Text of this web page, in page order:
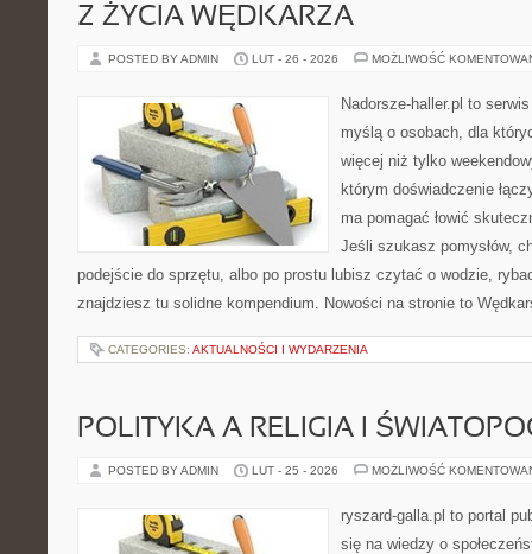
Z ŻYCIA WĘDKARZA
POSTED BY ADMIN LUT - 26 - 2026 MOŻLIWOŚĆ
Nadorsze-haller.pl to
myślą o osobach, dla
więcej niż tylko
którym doświadczenie
ma pomagać łowić
Jeśli szukasz pomysłów,
podejście do sprzętu, albo po prostu lubisz czytać o wodzie,
znajdziesz tu solidne kompendium. Nowości na stronie to
CATEGORIES: AKTUALNOŚCI I WYDARZENIA
POLITYKA A RELIGIA I
POSTED BY ADMIN LUT - 25 - 2026 MOŻLIWOŚĆ
ryszard-galla.pl to portal
się na wiedzy o